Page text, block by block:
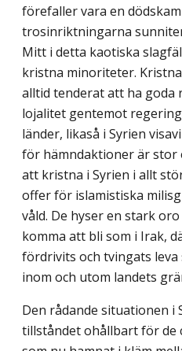
förefaller vara en
trosinriktningarna
Mitt i detta kaotiska
kristna minoriteter.
alltid tenderat att ha goda
lojalitet gentemot
länder, likaså i Syrien
för hämndaktioner är stor
att kristna i Syrien i allt
offer för islamistiska
våld. De hyser en stark
komma att bli som i Irak,
fördrivits och tvingats
inom och utom landets
Den rådande situationen i
tillståndet ohållbart för de